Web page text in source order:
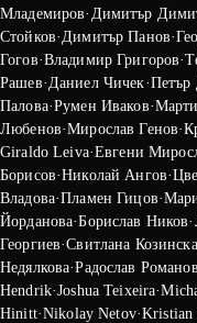
Младемиров· Димитър
Стойков· Димитър Панов·
Гогов·Владимир Григоров·
Рашев· Даниел Чичек·Петър
Палова·Румен Иваков·
Любенов·Мирослав Генов·
Giraldo Leiva·Евгени
Борисов·Николай Ангов·
Владова·Пламен Гицов·
Йорданова·Борислав Ников·
Георгиев·Свитлана Козинска
Недялкова·Радослав Романов
Hendrik·Joshua Teixeira·
Hinitt·Nikolay Netov·Kristian